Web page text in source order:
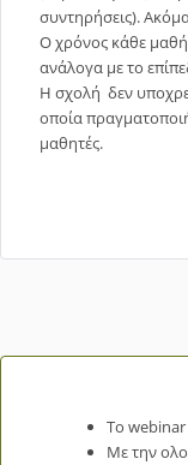
συντηρήσεις).
Ο χρόνος κάθε
ανάλογα με το
Η σχολή δεν
οποία
μαθητές.
Το
Με την